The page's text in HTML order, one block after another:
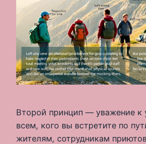
Второй принцип — уважение к
всем, кого вы встретите по
жителям, сотрудникам